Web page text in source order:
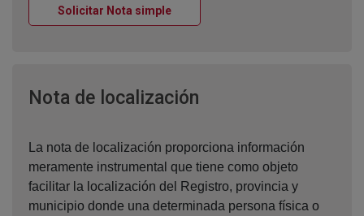
Solicitar Nota simpleVentana nueva
Nota de localización
La nota de localización proporciona información
meramente instrumental que tiene como objeto
facilitar la localización del Registro, provincia y
municipio donde una determinada persona física o